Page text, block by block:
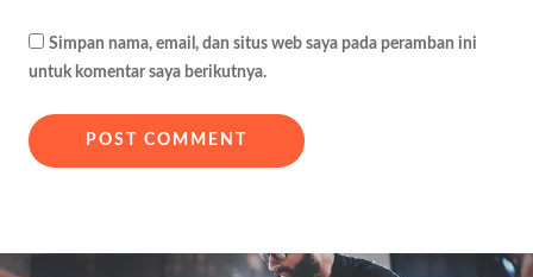
Simpan nama, email, dan situs web saya pada peramban ini
untuk komentar saya berikutnya.